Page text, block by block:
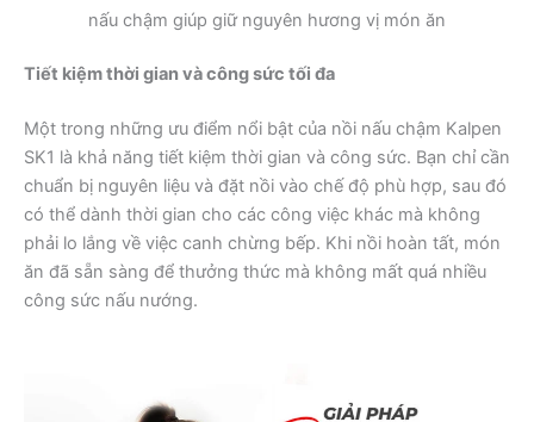
nấu chậm giúp giữ nguyên hương vị món ăn
Tiết kiệm thời gian và công sức tối đa
Một trong những ưu điểm nổi bật của nồi nấu chậm Kalpen
SK1 là khả năng tiết kiệm thời gian và công sức. Bạn chỉ cần
chuẩn bị nguyên liệu và đặt nồi vào chế độ phù hợp, sau đó
có thể dành thời gian cho các công việc khác mà không
phải lo lắng về việc canh chừng bếp. Khi nồi hoàn tất, món
ăn đã sẵn sàng để thưởng thức mà không mất quá nhiều
công sức nấu nướng.